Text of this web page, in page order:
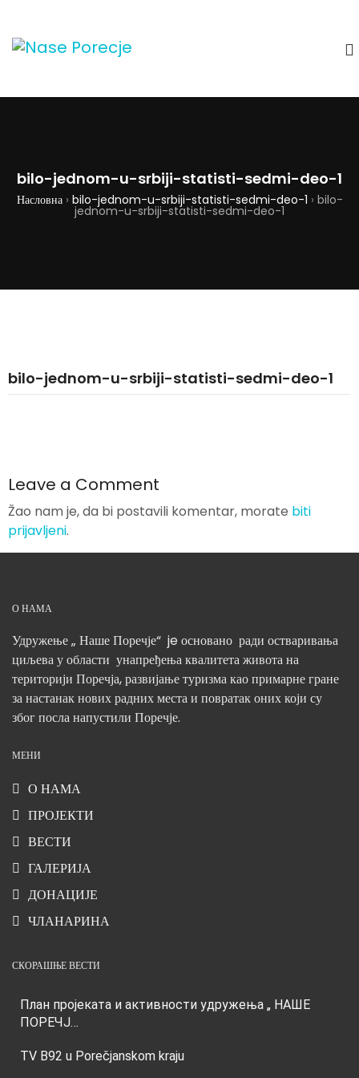
bilo-jednom-u-srbiji-statisti-sedmi-deo-1
Насловна› bilo-jednom-u-srbiji-statisti-sedmi-deo-1 › bilo-
jednom-u-srbiji-statisti-sedmi-deo-1
bilo-jednom-u-srbiji-statisti-sedmi-deo-1
Leave a Comment
Žao nam je, da bi postavili komentar, morate biti
prijavljeni.
О НАМА
Удружење „ Наше Поречје“ je основано ради остваривања
циљева у области унапређења квалитета живота на
територији Поречја, развијање туризма као примарне гране
за настанак нових радних места и повратак оних који су
због посла напустили Поречје.
МЕНИ
О НАМА
ПРОЈЕКТИ
ВЕСТИ
ГАЛЕРИЈА
ДОНАЦИЈЕ
ЧЛАНАРИНА
СКОРАШЊЕ ВЕСТИ
План пројеката и активности удружења „ НАШЕ
ПОРЕЧЈ…
TV B92 u Porečjanskom kraju